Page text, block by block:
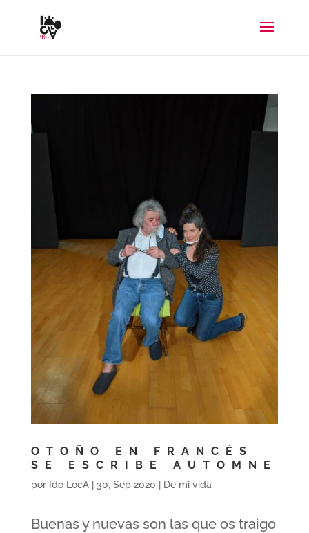
OTOÑO EN FRANCÉS
SE ESCRIBE AUTOMNE
por Ido LocA| 30, Sep 2020 De mi vida
Buenas y nuevas son las que os traigo